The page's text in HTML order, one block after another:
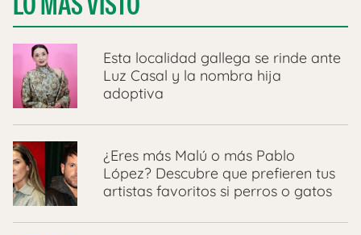
Esta localidad gallega se rinde ante
Luz Casal y la nombra hija
adoptiva
¿Eres más Malú o más Pablo
López? Descubre que prefieren tus
artistas favoritos si perros o gatos